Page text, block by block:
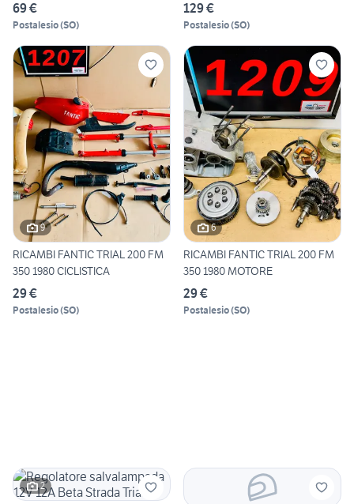
69 €
Postalesio(SO)
129 €
Postalesio(SO)
9
RICAMBI FANTIC TRIAL 200 FM
350 1980 CICLISTICA
29 €
Postalesio(SO)
6
RICAMBI FANTIC TRIAL 200 FM
350 1980 MOTORE
29 €
Postalesio(SO)
2